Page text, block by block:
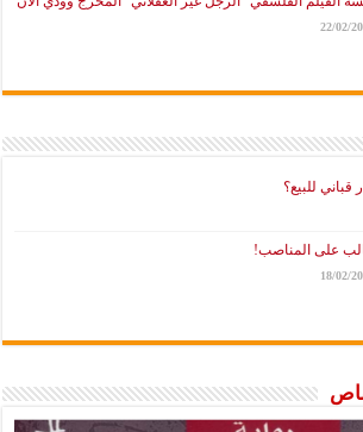
22/02/
للبيع؟
على المناصب!
18/02/